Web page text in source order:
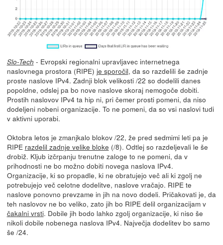
Slo-Tech - Evropski regionalni upravljavec internetnega
naslovnega prostora (RIPE) je sporočil, da so razdelili še zadnje
proste naslove IPv4. Zadnji blok velikosti /22 so dodelili danes
popoldne, odslej pa bo nove naslove skoraj nemogoče dobiti.
Prostih naslovov IPv4 ta hip ni, pri čemer prosti pomeni, da niso
dodeljeni nobeni organizacije. To ne pomeni, da so vsi naslovi tudi
v aktivni uporabi.
Oktobra letos je zmanjkalo blokov /22, že pred sedmimi leti pa je
RIPE razdelil zadnje velike bloke (/8). Odtlej so razdeljevali le še
drobiž. Kljub izčrpanju trenutne zaloge to ne pomeni, da v
prihodnosti ne bo možno dobiti novega naslova IPv4.
Organizacije, ki so propadle, ki ne obratujejo več ali ki zgolj ne
potrebujejo več celotne dodelitve, naslove vračajo. RIPE te
naslove ponovno prevzame in jih na novo dodeli. Pričakovati je, da
teh naslovov ne bo veliko, zato jih bo RIPE delil organizacijam v
čakalni vrsti. Dobile jih bodo lahko zgolj organizacije, ki niso še
nikoli dobile nobenega naslova IPv4. Največja dodelitev bo samo
še /24.